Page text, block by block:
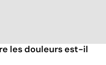
les douleurs est-il